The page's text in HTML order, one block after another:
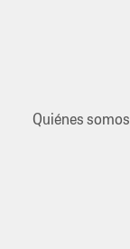
Quiénes somos